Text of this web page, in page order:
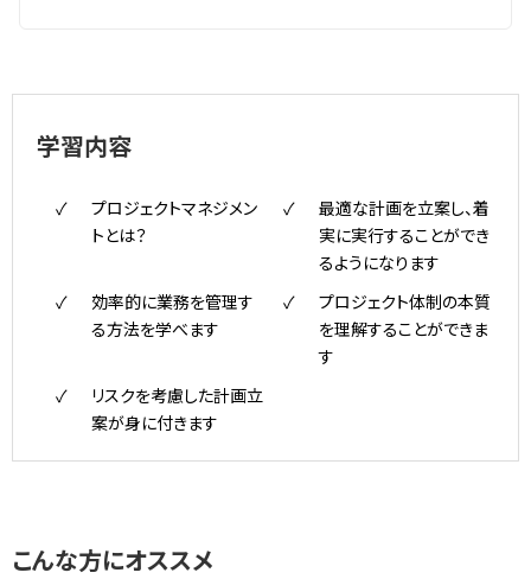
学習内容
プロジェクトマネジメン
トとは？
最適な計画を立案し、着
実に実行することができ
るようになります
効率的に業務を管理す
る方法を学べます
プロジェクト体制の本質
を理解することができま
す
リスクを考慮した計画立
案が身に付きます
こんな方にオススメ